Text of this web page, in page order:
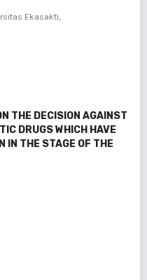
Ekasakti,
THE DECISION AGAINST
DRUGS WHICH HAVE
IN THE STAGE OF THE